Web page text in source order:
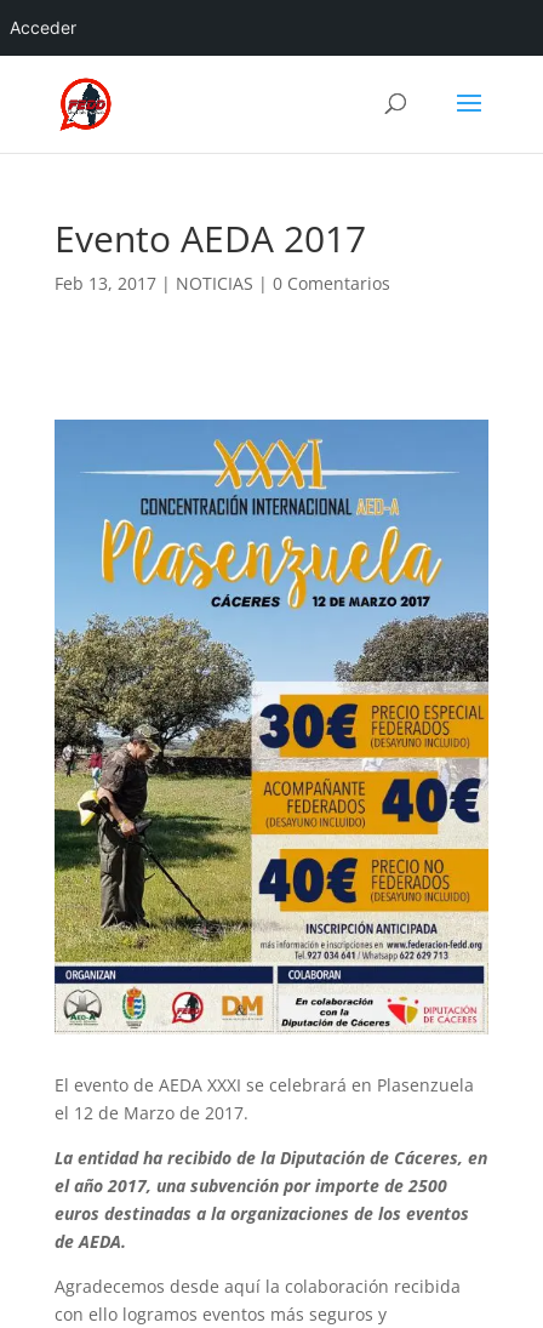
Acceder
Evento AEDA 2017
Feb 13, 2017| NOTICIAS | 0 Comentarios
El evento de AEDA XXXI se celebrará en Plasenzuela
el 12 de Marzo de 2017.
La entidad ha recibido de la Diputación de Cáceres, en
el año 2017, una subvención por importe de 2500
euros destinadas a la organizaciones de los eventos
de AEDA.
Agradecemos desde aquí la colaboración recibida
con ello logramos eventos más seguros y